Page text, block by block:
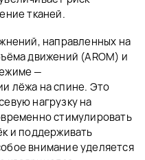
тканей.
направленных на
движений (AROM) и
—
лёжа на спине. Это
нагрузку на
стимулировать
и поддерживать
внимание уделяется